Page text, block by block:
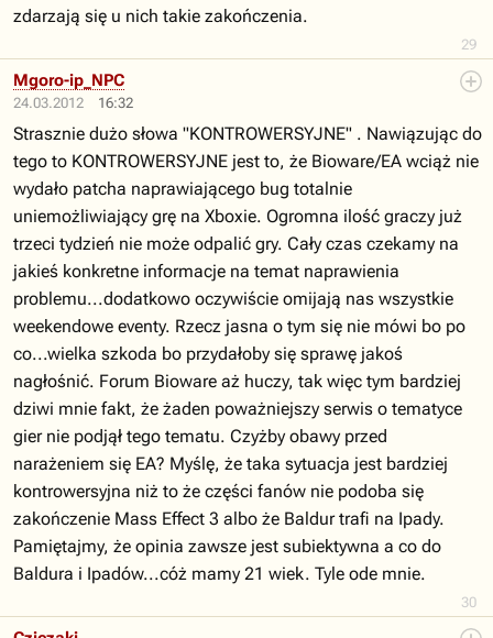
29
zdarzają się u nich takie zakończenia.
24.03.2012 16:32
30
Mgoro-ip_NPC
Strasznie dużo słowa "KONTROWERSYJNE" . Nawiązując do
tego to KONTROWERSYJNE jest to, że Bioware/EA wciąż nie
wydało patcha naprawiającego bug totalnie
uniemożliwiający grę na Xboxie. Ogromna ilość graczy już
trzeci tydzień nie może odpalić gry. Cały czas czekamy na
jakieś konkretne informacje na temat naprawienia
problemu...dodatkowo oczywiście omijają nas wszystkie
weekendowe eventy. Rzecz jasna o tym się nie mówi bo po
co...wielka szkoda bo przydałoby się sprawę jakoś
nagłośnić. Forum Bioware aż huczy, tak więc tym bardziej
dziwi mnie fakt, że żaden poważniejszy serwis o tematyce
gier nie podjął tego tematu. Czyżby obawy przed
narażeniem się EA? Myślę, że taka sytuacja jest bardziej
kontrowersyjna niż to że części fanów nie podoba się
zakończenie Mass Effect 3 albo że Baldur trafi na Ipady.
Pamiętajmy, że opinia zawsze jest subiektywna a co do
Baldura i Ipadów...cóż mamy 21 wiek. Tyle ode mnie.